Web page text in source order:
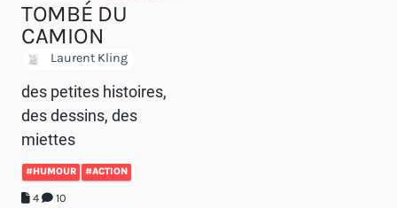
TOMBÉ DU
CAMION
Laurent Kling
des petites histoires,
des dessins, des
miettes
#HUMOUR #ACTION
4 10